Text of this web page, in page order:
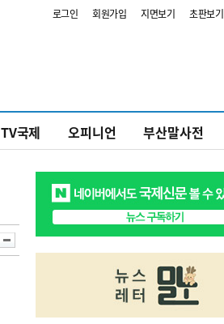
로그인 회원가입 지면보기 초판보기
TV국제 오피니언 부산말사전